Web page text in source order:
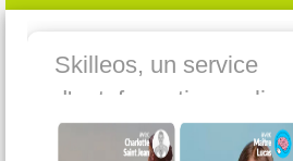
Skilleos, un service
d'autoformation en ligne